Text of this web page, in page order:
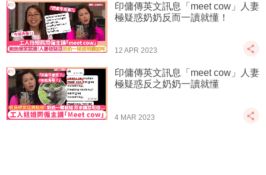
印傭傳英文訊息「meet cow」人妻
極疑惑奶奶反而一讀就懂！
12 APR 2023
印傭傳英文訊息「meet cow」人妻
極疑惑反之奶奶一讀就懂
4 MAR 2023